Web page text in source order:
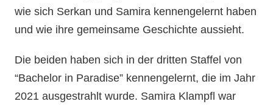
wie sich Serkan und Samira kennengelernt haben
und wie ihre gemeinsame Geschichte aussieht.
Die beiden haben sich in der dritten Staffel von
“Bachelor in Paradise” kennengelernt, die im Jahr
2021 ausgestrahlt wurde. Samira Klampfl war